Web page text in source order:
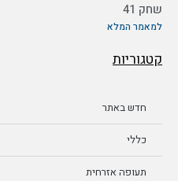
שחק 41
למאמר המלא
קטגוריות
חדש באתר
כללי
תעופה אזרחית